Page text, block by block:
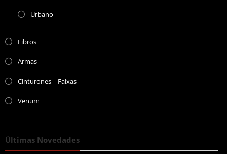
Urbano
Libros
Armas
Cinturones – Faixas
Venum
Últimas Novedades